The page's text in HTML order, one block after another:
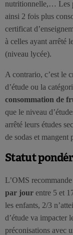
nutritionnelle,… Les
ainsi 2 fois plus
certificat
à celles ayant arrêté
(niveau lycée).
A contrario, c’est le
d’étude ou la
consommation de
que le niveau
arrêté leurs études
de sodas et
Statut
L’OMS
par jour entre 5 et
les enfants, 2/3
d’étude va impacter
préconisations avec